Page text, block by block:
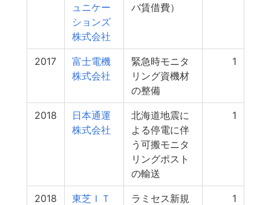
ュニケー
ションズ
株式会社
バ賃借費）
2017
富士電機
株式会社
緊急時モニタ
リング資機材
の整備
1
2018
日本通運
株式会社
北海道地震に
よる停電に伴
う可搬モニタ
リングポスト
の輸送
1
2018
東芝ＩＴ
ラミセス新規
1